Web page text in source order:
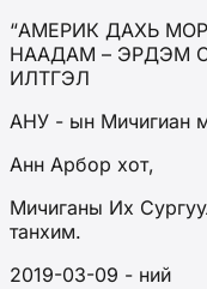
“АМЕРИК ДАХЬ
НААДАМ – ЭРДЭМ
ИЛТГЭЛ
АНУ - ын Мичигиан
Анн Арбор хот,
Мичиганы Их
танхим.
2019-03-09 - ний